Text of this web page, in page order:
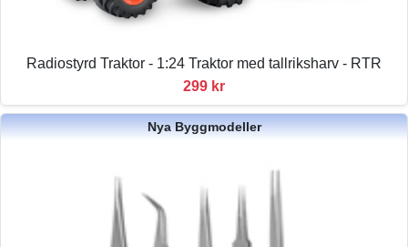
Radiostyrd Traktor - 1:24 Traktor med tallriksharv - RTR
299 kr
Nya Byggmodeller